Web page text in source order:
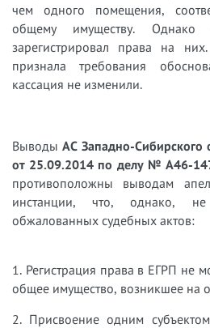
чем одного помещения,
общему имуществу. Однако
зарегистрировал права на
признала требования
кассация не изменили.
ВыводыАС Западно-Сибирского
от 25.09.2014 по делу № А46-
противоположны выводам
инстанции, что, однако,
обжалованных судебных актов:
1. Регистрация права в ЕГРП не
общее имущество, возникшее на
2. Присвоение одним